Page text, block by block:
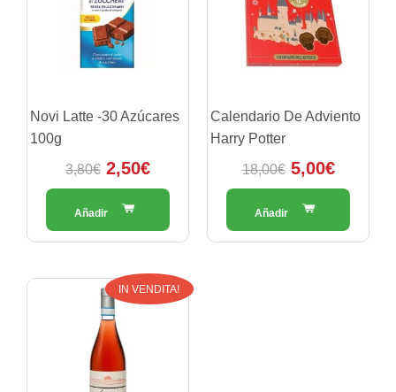
Novi Latte -30 Azúcares
100g
3,80€
era:
3,80€.
2,50€
Calendario De Adviento
Harry Potter
18,00€
era:
18,00€.
5,00€
è:
5,00€.
IN VENDITA!
Il
prezzo
originale
era:
11,00€.
Il